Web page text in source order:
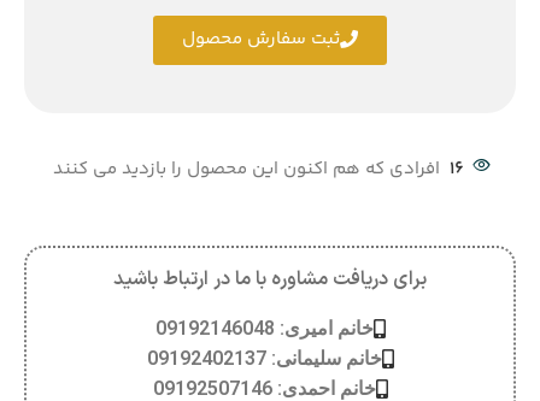
16 افرادی که هم اکنون این محصول را بازدید می کنند
برای دریافت مشاوره با ما در ارتباط باشید
خانم امیری: 09192146048
خانم سلیمانی: 09192402137
خانم احمدی: 09192507146
ثبت سفارش محصول